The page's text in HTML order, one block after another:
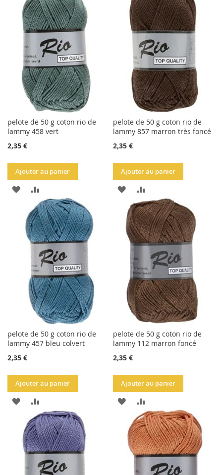
LA
LISTE
D'ACHATS
COMPARATEUR
LA
LISTE
D'ACHATS
COMPARATEUR
pelote de 50 g coton rio de
lammy 458 vert
2,35 €
Ajouter au panier
AJOUTER
LA
LISTE
D'ACHATS
AU
COMPARATEUR
pelote de 50 g coton rio de
lammy 857 marron très foncé
2,35 €
Ajouter au panier
AJOUTER
À
LA
LISTE
D'ACHATS
AU
COMPARATEUR
pelote de 50 g coton rio de
lammy 457 bleu colvert
2,35 €
Ajouter au panier
AJOUTER
LA
LISTE
D'ACHATS
AU
COMPARATEUR
pelote de 50 g coton rio de
lammy 112 marron foncé
2,35 €
Ajouter au panier
AJOUTER
LA
LISTE
D'ACHATS
AU
COMPARATEUR